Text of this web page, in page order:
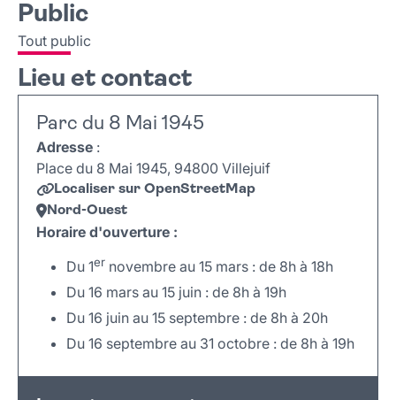
Public
Tout public
Lieu et contact
Parc du 8 Mai 1945
Adresse :
Place du 8 Mai 1945, 94800 Villejuif
Localiser sur OpenStreetMap
Nord-Ouest
Horaire d'ouverture :
Du 1er novembre au 15 mars : de 8h à 18h
Du 16 mars au 15 juin : de 8h à 19h
Du 16 juin au 15 septembre : de 8h à 20h
Du 16 septembre au 31 octobre : de 8h à 19h
+
Leaflet |© OpenStreetMap